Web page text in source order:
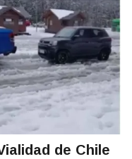
de Chile